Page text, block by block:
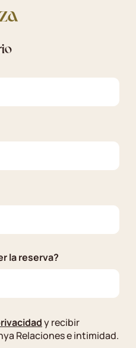
la reserva?
y recibir
Relaciones e intimidad.